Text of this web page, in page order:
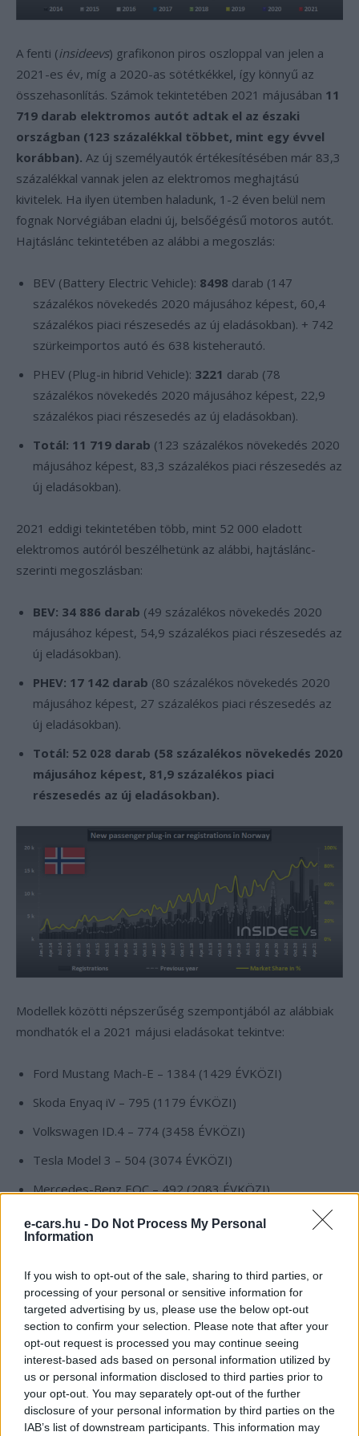
e-cars.hu - Do Not Process My Personal
Information
If you wish to opt-out of the sale, sharing to third parties, or
processing of your personal or sensitive information for
targeted advertising by us, please use the below opt-out
section to confirm your selection. Please note that after your
opt-out request is processed you may continue seeing
interest-based ads based on personal information utilized by
us or personal information disclosed to third parties prior to
your opt-out. You may separately opt-out of the further
disclosure of your personal information by third parties on the
IAB’s list of downstream participants. This information may
A fenti (insideevs) grafikonon piros oszloppal van jelen a
2021-es év, míg a 2020-as sötétkékkel, így könnyű az
összehasonlítás. Számok tekintetében 2021 májusában 11
719 darab elektromos autót adtak el az északi
országban (123 százalékkal többet, mint egy évvel
korábban). Az új személyautók értékesítésében már 83,3
százalékkal vannak jelen az elektromos meghajtású
kivitelek. Ha ilyen ütemben haladunk, 1-2 éven belül nem
fognak Norvégiában eladni új, belsőégésű motoros autót.
Hajtáslánc tekintetében az alábbi a megoszlás:
BEV (Battery Electric Vehicle): 8498 darab (147
százalékos növekedés 2020 májusához képest, 60,4
százalékos piaci részesedés az új eladásokban). + 742
szürkeimportos autó és 638 kisteherautó.
PHEV (Plug-in hibrid Vehicle): 3221 darab (78
százalékos növekedés 2020 májusához képest, 22,9
százalékos piaci részesedés az új eladásokban).
Totál: 11 719 darab (123 százalékos növekedés 2020
májusához képest, 83,3 százalékos piaci részesedés az
új eladásokban).
2021 eddigi tekintetében több, mint 52 000 eladott
elektromos autóról beszélhetünk az alábbi, hajtáslánc-
szerinti megoszlásban:
BEV: 34 886 darab (49 százalékos növekedés 2020
májusához képest, 54,9 százalékos piaci részesedés az
új eladásokban).
PHEV: 17 142 darab (80 százalékos növekedés 2020
májusához képest, 27 százalékos piaci részesedés az
új eladásokban).
Totál: 52 028 darab (58 százalékos növekedés 2020
májusához képest, 81,9 százalékos piaci
részesedés az új eladásokban).
Modellek közötti népszerűség szempontjából az alábbiak
mondhatók el a 2021 májusi eladásokat tekintve:
Ford Mustang Mach-E – 1384 (1429 ÉVKÖZI)
Skoda Enyaq iV – 795 (1179 ÉVKÖZI)
Volkswagen ID.4 – 774 (3458 ÉVKÖZI)
Tesla Model 3 – 504 (3074 ÉVKÖZI)
Mercedes-Benz EQC – 492 (2083 ÉVKÖZI)
Audi e-tron – 447 (2897 ÉVKÖZI)
Polestar 2 – 280 (2010 ÉVKÖZI)
MG ZS EV – 195 (1242 ÉVKÖZI)
BMW i3 – 130 (846 ÉVKÖZI)
Kövesd az e-cars.hu-t a Facebookon is, további
tartalmakért!